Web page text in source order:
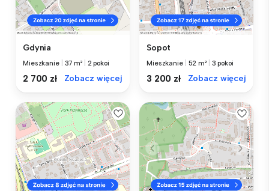
Gdynia
Mieszkanie 37 m² 2 pokoi
2 700 zł Zobacz więcej
Sopot
Mieszkanie 52 m² 3 pokoi
3 200 zł Zobacz więcej